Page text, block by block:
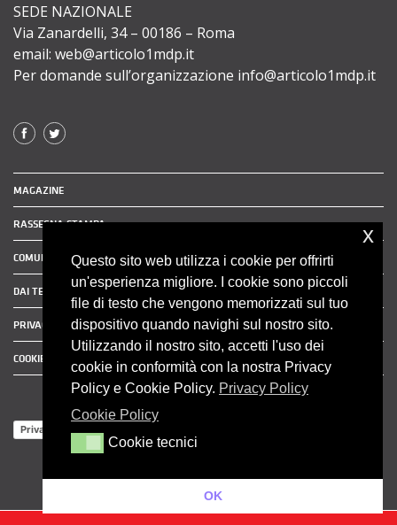
SEDE NAZIONALE
Via Zanardelli, 34 – 00186 – Roma
email: web@articolo1mdp.it
Per domande sull’organizzazione info@articolo1mdp.it
MAGAZINE
RASSEGNA STAMPA
COMUNICATI STAMPA
DAI TERRITORI
PRIVACY POLICY
COOKIE POLICY
Privacy Policy
Questo sito web utilizza i cookie per offrirti
un'esperienza migliore. I cookie sono piccoli
file di testo che vengono memorizzati sul tuo
dispositivo quando navighi sul nostro sito.
Utilizzando il nostro sito, accetti l'uso dei
cookie in conformità con la nostra Privacy
Policy e Cookie Policy. Privacy Policy
Cookie Policy
Cookie tecnici
Cookie tecnici
OK
x